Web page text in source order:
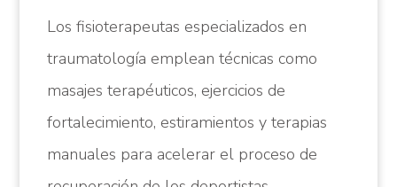
Los fisioterapeutas especializados en
traumatología emplean técnicas como
masajes terapéuticos, ejercicios de
fortalecimiento, estiramientos y terapias
manuales para acelerar el proceso de